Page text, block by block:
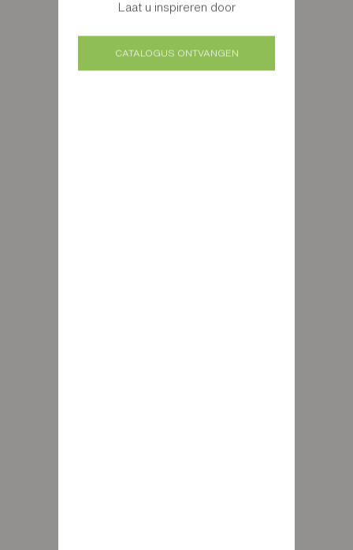
Laat u inspireren door
CATALOGUS ONTVANGEN